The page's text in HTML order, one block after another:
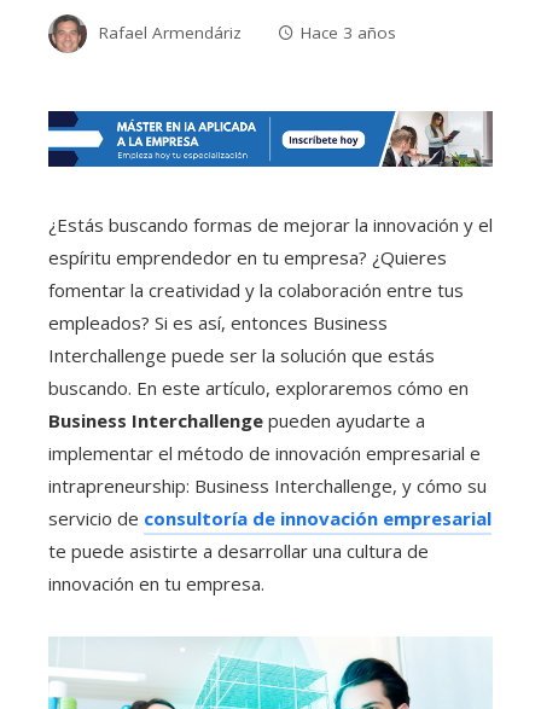
Rafael Armendáriz Hace 3 años
¿Estás buscando formas de mejorar la innovación y el
espíritu emprendedor en tu empresa? ¿Quieres
fomentar la creatividad y la colaboración entre tus
empleados? Si es así, entonces Business
Interchallenge puede ser la solución que estás
buscando. En este artículo, exploraremos cómo en
Business Interchallenge pueden ayudarte a
implementar el método de innovación empresarial e
intrapreneurship: Business Interchallenge, y cómo su
servicio de consultoría de innovación empresarial
te puede asistirte a desarrollar una cultura de
innovación en tu empresa.